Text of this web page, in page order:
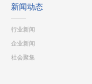
新闻动态
行业新闻
企业新闻
社会聚集